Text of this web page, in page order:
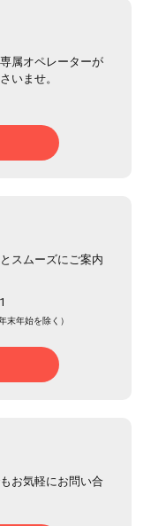
属オペレーターが
いませ。
スムーズにご案内
末年始を除く）
お気軽にお問い合